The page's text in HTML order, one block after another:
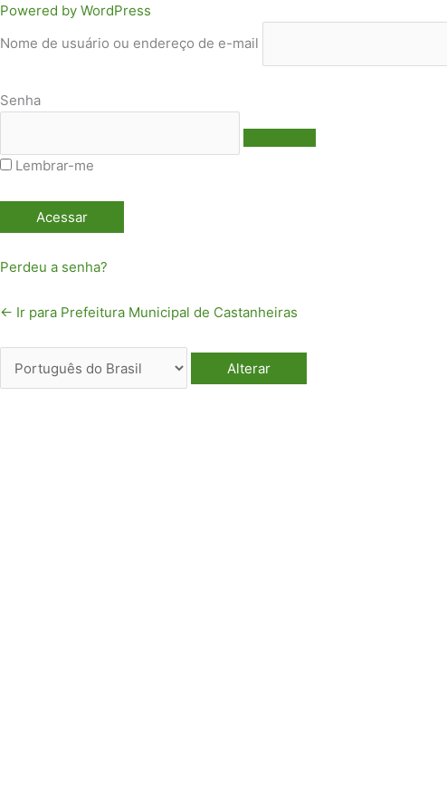
Acessar
Powered by WordPress
Nome de usuário ou endereço de e-mail
Senha
Lembrar-me
Perdeu a senha?
← Ir para Prefeitura Municipal de Castanheiras
Idioma